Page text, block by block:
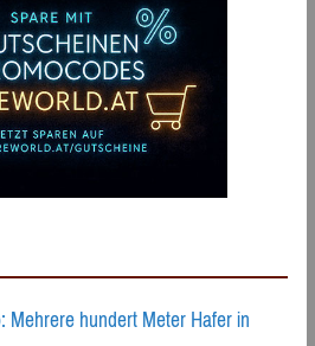
Mehrere hundert Meter Hafer in